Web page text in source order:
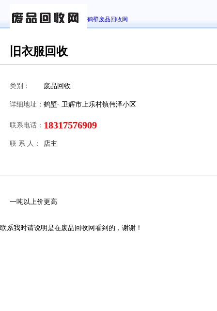
鹤壁废品回收网
旧衣服回收
类别： 废品回收
详细地址： 鹤壁- 卫辉市上乐村镇伟泽小区
联系电话： 18317576909
联 系 人： 店主
一吨以上价更高
联系我时请说明是在废品回收网看到的，谢谢！